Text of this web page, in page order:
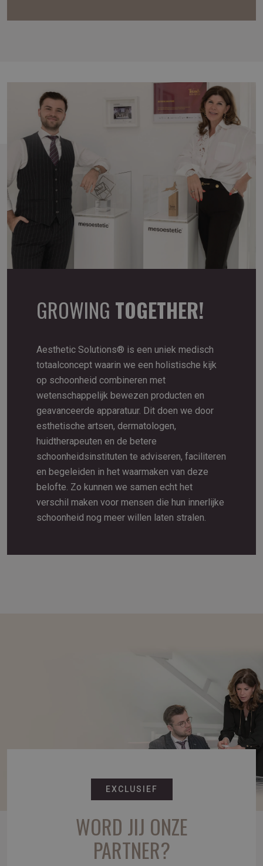
GROWING TOGETHER!
Aesthetic Solutions® is een uniek medisch
totaalconcept waarin we een holistische kijk
op schoonheid combineren met
wetenschappelijk bewezen producten en
geavanceerde apparatuur. Dit doen we door
esthetische artsen, dermatologen,
huidtherapeuten en de betere
schoonheidsinstituten te adviseren, faciliteren
en begeleiden in het waarmaken van deze
belofte. Zo kunnen we samen echt het
verschil maken voor mensen die hun innerlijke
schoonheid nog meer willen laten stralen.
EXCLUSIEF
WORD JIJ ONZE
PARTNER?